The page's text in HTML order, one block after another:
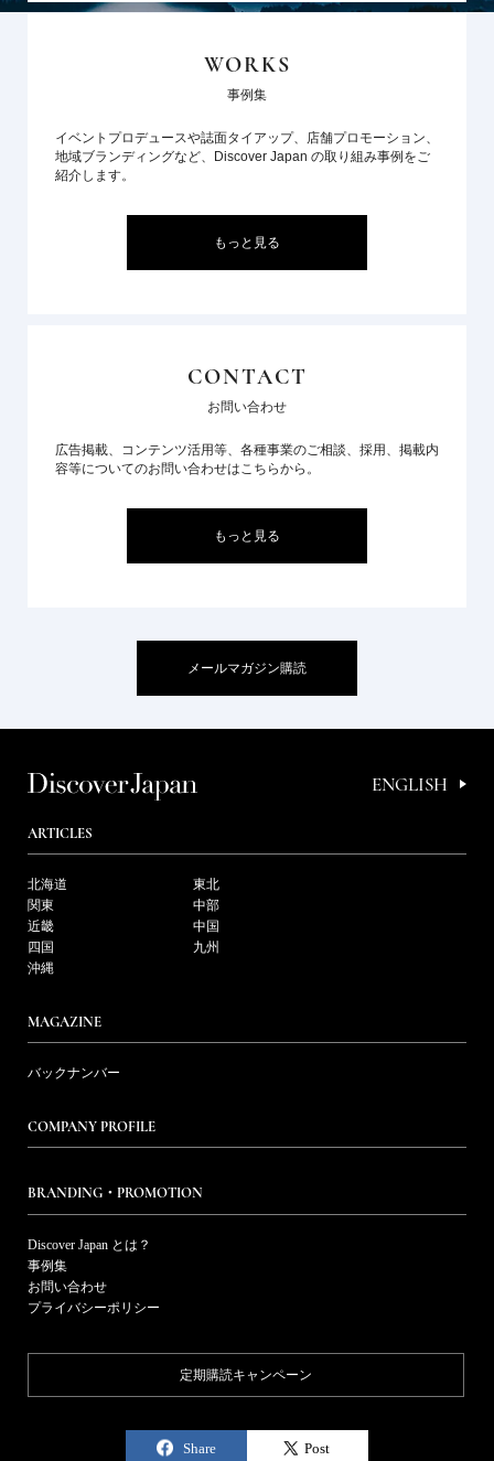
WORKS
事例集
イベントプロデュースや誌面タイアップ、店舗プロモーション、
地域ブランディングなど、Discover Japan の取り組み事例をご
紹介します。
もっと見る
CONTACT
お問い合わせ
広告掲載、コンテンツ活用等、各種事業のご相談、採用、掲載内
容等についてのお問い合わせはこちらから。
もっと見る
メールマガジン購読
ENGLISH
ARTICLES
北海道
東北
関東
中部
近畿
中国
四国
九州
沖縄
MAGAZINE
バックナンバー
COMPANY PROFILE
BRANDING・PROMOTION
Discover Japan とは？
事例集
お問い合わせ
プライバシーポリシー
定期購読キャンペーン
Share Post